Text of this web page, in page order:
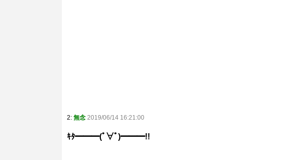
2: 無念 2019/06/14 16:21:00
ｷﾀ━━━(ﾟ∀ﾟ)━━━!!